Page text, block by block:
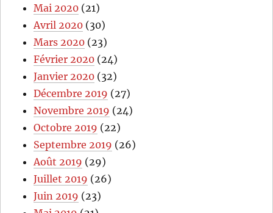
Mai 2020 (21)
Avril 2020 (30)
Mars 2020 (23)
Février 2020 (24)
Janvier 2020 (32)
Décembre 2019 (27)
Novembre 2019 (24)
Octobre 2019 (22)
Septembre 2019 (26)
Août 2019 (29)
Juillet 2019 (26)
Juin 2019 (23)